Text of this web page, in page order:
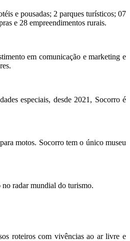
e pousadas; 2 parques turísticos; 07
e 28 empreendimentos rurais.
em comunicação e marketing e
especiais, desde 2021, Socorro é
motos. Socorro tem o único museu
no radar mundial do turismo.
roteiros com vivências ao ar livre e